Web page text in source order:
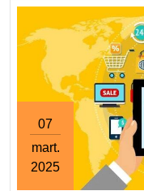
07
mart.
2025